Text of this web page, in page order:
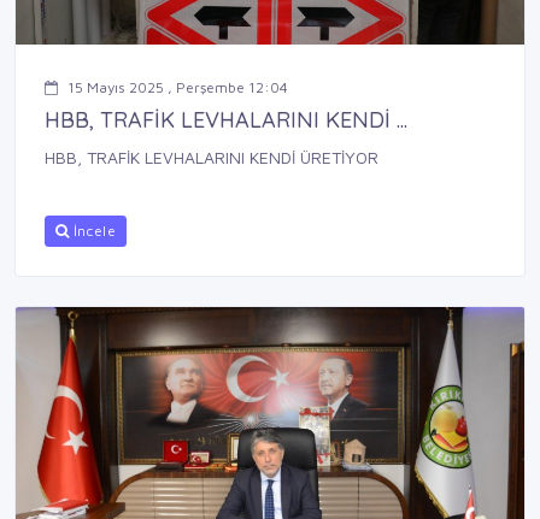
15 Mayıs 2025 , Perşembe 12:04
HBB, TRAFİK LEVHALARINI KENDİ ...
HBB, TRAFİK LEVHALARINI KENDİ ÜRETİYOR
İncele